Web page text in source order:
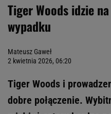
Tiger Woods idzie
wypadku
Mateusz Gaweł
2 kwietnia 2026, 06:20
Tiger Woods i
dobre połączenie.